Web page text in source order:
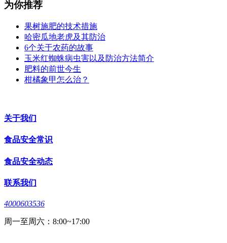
为你推荐
果树施肥的技术措施
哈密瓜地老虎及其防治
6个关于农药的故事
玉米红蜘蛛病虫害以及防治方法简介
肥料的前世今生
柑橘象甲怎么治？
关于我们
食品安全常识
食品安全动态
联系我们
4000603536
周一至周六：8:00~17:00